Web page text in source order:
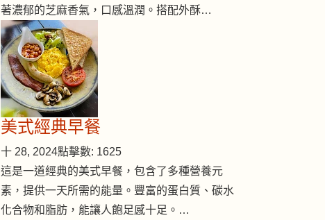
著濃郁的芝麻香氣，口感溫潤。搭配外酥…
美式經典早餐
十 28, 2024點擊數: 1625
這是一道經典的美式早餐，包含了多種營養元
素，提供一天所需的能量。豐富的蛋白質、碳水
化合物和脂肪，能讓人飽足感十足。…